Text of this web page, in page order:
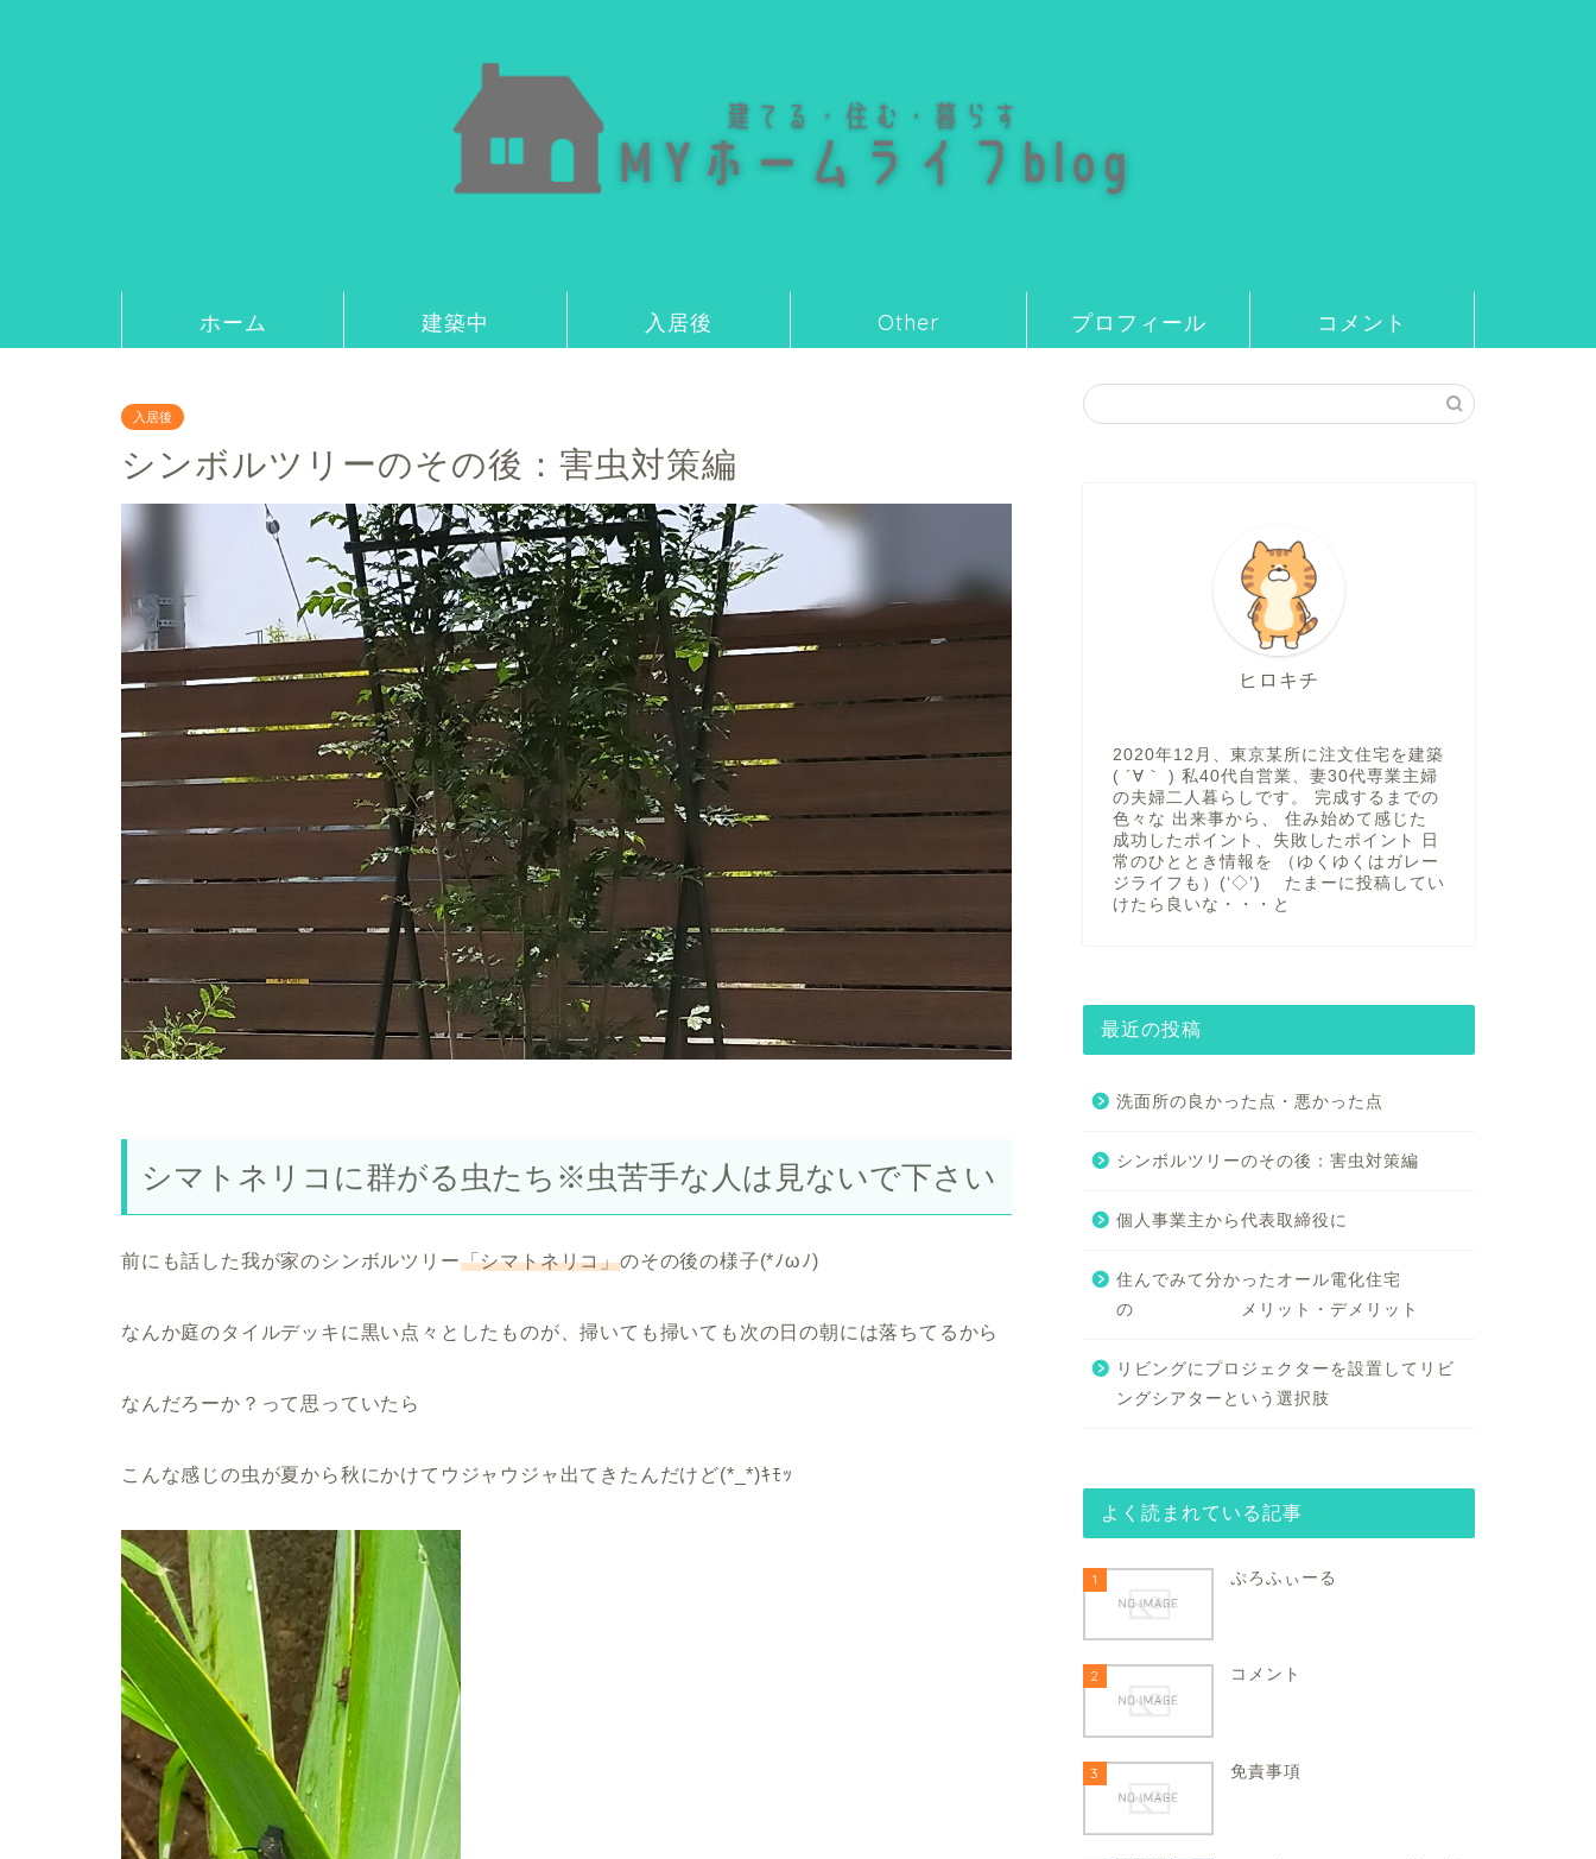
ホーム 建築中 入居後 Other プロフィール コメント
入居後
シンボルツリーのその後：害虫対策編
シマトネリコに群がる虫たち※虫苦手な人は見ないで下さい
前にも話した我が家のシンボルツリー「シマトネリコ」のその後の様子(*ﾉωﾉ)
なんか庭のタイルデッキに黒い点々としたものが、掃いても掃いても次の日の朝には落ちてるから
なんだろーか？って思っていたら
こんな感じの虫が夏から秋にかけて ウジャウジャ 出てきたんだけど(*_*)ｷﾓｯ
ヒロキチ
2020年12月、東京某所に注文住宅を建築
( ´∀｀ ) 私40代自営業、妻30代専業主婦
の夫婦二人暮らしです。 完成するまでの
色々な 出来事から、 住み始めて感じた
成功したポイント、失敗したポイント 日
常のひととき情報を （ゆくゆくはガレー
ジライフも）(‘◇’)ゞ たまーに投稿してい
けたら良いな・・・と
最近の投稿
洗面所の良かった点・悪かった点
シンボルツリーのその後：害虫対策編
個人事業主から代表取締役に
住んでみて分かったオール電化住宅
の メリット・デメリット
リビングにプロジェクターを設置してリビ
ングシアターという選択肢
よく読まれている記事
1 ぷろふぃーる
2 コメント
3 免責事項